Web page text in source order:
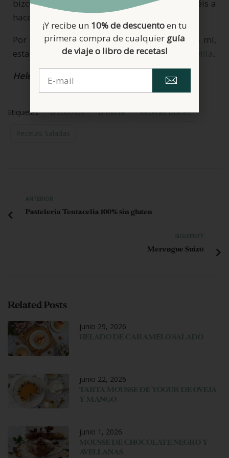
bizcocho de arándanos sin harinas y os animéis a
hacerla.
Por si os gustan los arándanos tanto como a mí,
esta
tarta de queso y arándanos es una maravilla.
Helena
Etiquetas: Bizcochos Brownie Recetas Dulces
Recetas Saladas
ANTERIOR
Pastelería Tentacelia 100% sin gluten
SIGUIENTE
Merengue Suizo
Related Posts
junio 29, 2026
HELADO DE CARAMELO SALADO
junio 22, 2026
TARTA MOUSSE DE YOGUR DE OVEJA
Y MANGO
junio 1, 2026
MOUSSE DE CHOCOLATE NEGRO Y
AVELLANAS
¡Y recibe un 10% de descuentoen tu
primera compra de cualquier guía
de viaje o libro de recetas!